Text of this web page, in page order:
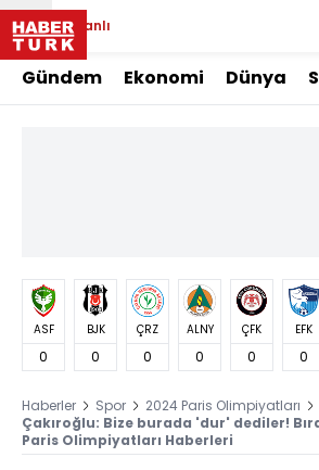
Canlı
Gündem Ekonomi Dünya
ASF
0
BJK
0
ÇRZ
0
ALNY
0
ÇFK
0
EFK
0
Haberler Spor 2024 Paris Olimpiyatları
Çakıroğlu: Bize burada 'dur' dediler!
Paris Olimpiyatları Haberleri